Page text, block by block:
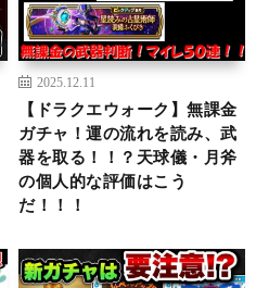
2025.12.11
【ドラクエウォーク】無課金
ガチャ！運の流れを読み、武
器を取る！！？天球儀・月斧
の個人的な評価はこう
だ！！！